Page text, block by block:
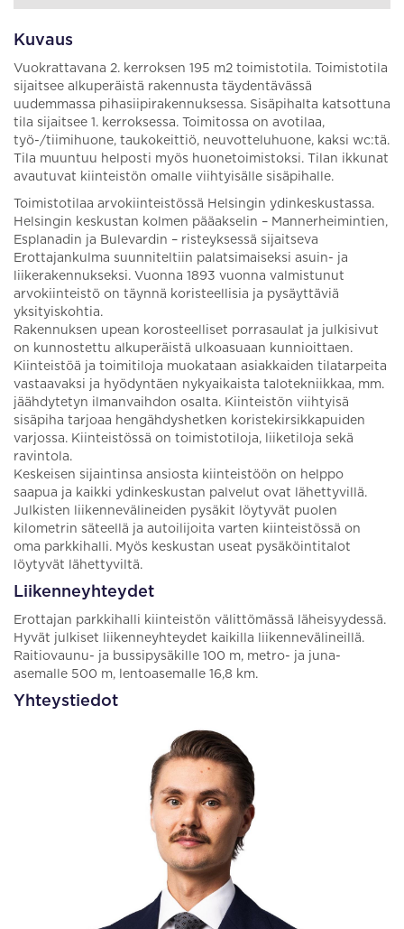
Kuvaus
Vuokrattavana 2. kerroksen 195 m2 toimistotila. Toimistotila
sijaitsee alkuperäistä rakennusta täydentävässä
uudemmassa pihasiipirakennuksessa. Sisäpihalta katsottuna
tila sijaitsee 1. kerroksessa. Toimitossa on avotilaa,
työ-/tiimihuone, taukokeittiö, neuvotteluhuone, kaksi wc:tä.
Tila muuntuu helposti myös huonetoimistoksi. Tilan ikkunat
avautuvat kiinteistön omalle viihtyisälle sisäpihalle.
Toimistotilaa arvokiinteistössä Helsingin ydinkeskustassa.
Helsingin keskustan kolmen pääakselin – Mannerheimintien,
Esplanadin ja Bulevardin – risteyksessä sijaitseva
Erottajankulma suunniteltiin palatsimaiseksi asuin- ja
liikerakennukseksi. Vuonna 1893 vuonna valmistunut
arvokiinteistö on täynnä koristeellisia ja pysäyttäviä
yksityiskohtia.
Rakennuksen upean korosteelliset porrasaulat ja julkisivut
on kunnostettu alkuperäistä ulkoasuaan kunnioittaen.
Kiinteistöä ja toimitiloja muokataan asiakkaiden tilatarpeita
vastaavaksi ja hyödyntäen nykyaikaista talotekniikkaa, mm.
jäähdytetyn ilmanvaihdon osalta. Kiinteistön viihtyisä
sisäpiha tarjoaa hengähdyshetken koristekirsikkapuiden
varjossa. Kiinteistössä on toimistotiloja, liiketiloja sekä
ravintola.
Keskeisen sijaintinsa ansiosta kiinteistöön on helppo
saapua ja kaikki ydinkeskustan palvelut ovat lähettyvillä.
Julkisten liikennevälineiden pysäkit löytyvät puolen
kilometrin säteellä ja autoilijoita varten kiinteistössä on
oma parkkihalli. Myös keskustan useat pysäköintitalot
löytyvät lähettyviltä.
Liikenneyhteydet
Erottajan parkkihalli kiinteistön välittömässä läheisyydessä.
Hyvät julkiset liikenneyhteydet kaikilla liikennevälineillä.
Raitiovaunu- ja bussipysäkille 100 m, metro- ja juna-
asemalle 500 m, lentoasemalle 16,8 km.
Yhteystiedot